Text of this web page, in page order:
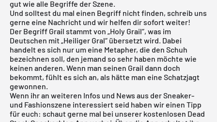
gut wie alle Begriffe der Szene.
Und solltest du mal einen Begriff nicht finden, schreib uns
gerne eine Nachricht und wir helfen dir sofort weiter!
Der Begriff Grail stammt von „Holy Grail“, was im
Deutschen mit „Heiliger Gral“ übersetzt wird. Dabei
handelt es sich nur um eine Metapher, die den Schuh
bezeichnen soll, den jemand so sehr haben möchte wie
keinen anderen. Wenn man seinen Grail dann doch
bekommt, fühlt es sich an, als hätte man eine Schatzjagt
gewonnen.
Wenn ihr an weiteren Infos und News aus der Sneaker-
und Fashionszene interessiert seid haben wir einen Tipp
für euch: schaut gerne mal bei unserer kostenlosen Dead